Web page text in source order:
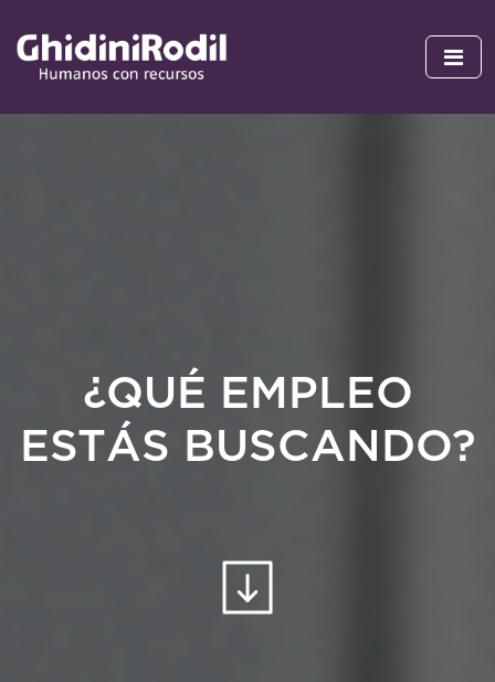
¿QUÉ EMPLEO
ESTÁS BUSCANDO?